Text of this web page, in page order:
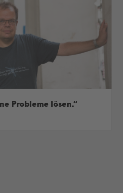
Probleme lösen.“